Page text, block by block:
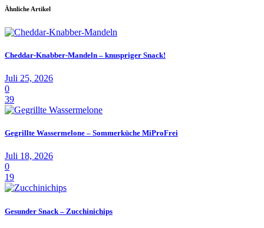
Ähnliche Artikel
Cheddar-Knabber-Mandeln – knuspriger Snack!
Juli 25, 2026
0
39
Gegrillte Wassermelone – Sommerküche MiProFrei
Juli 18, 2026
0
19
Gesunder Snack – Zucchinichips